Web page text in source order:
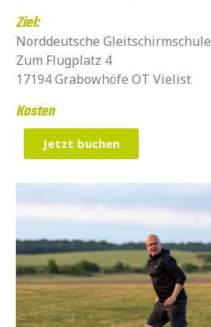
Ziel:
Norddeutsche Gleitschirmschule
Zum Flugplatz 4
17194 Grabowhöfe OT Vielist
Kosten
Jetzt buchen